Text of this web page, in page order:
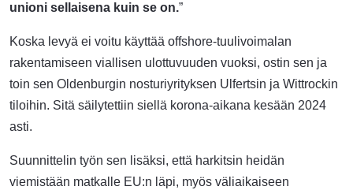
unioni sellaisena kuin se on.”
Koska levyä ei voitu käyttää offshore-tuulivoimalan
rakentamiseen viallisen ulottuvuuden vuoksi, ostin sen ja
toin sen Oldenburgin nosturiyrityksen Ulfertsin ja Wittrockin
tiloihin. Sitä säilytettiin siellä korona-aikana kesään 2024
asti.
Suunnittelin työn sen lisäksi, että harkitsin heidän
viemistään matkalle EU:n läpi, myös väliaikaiseen